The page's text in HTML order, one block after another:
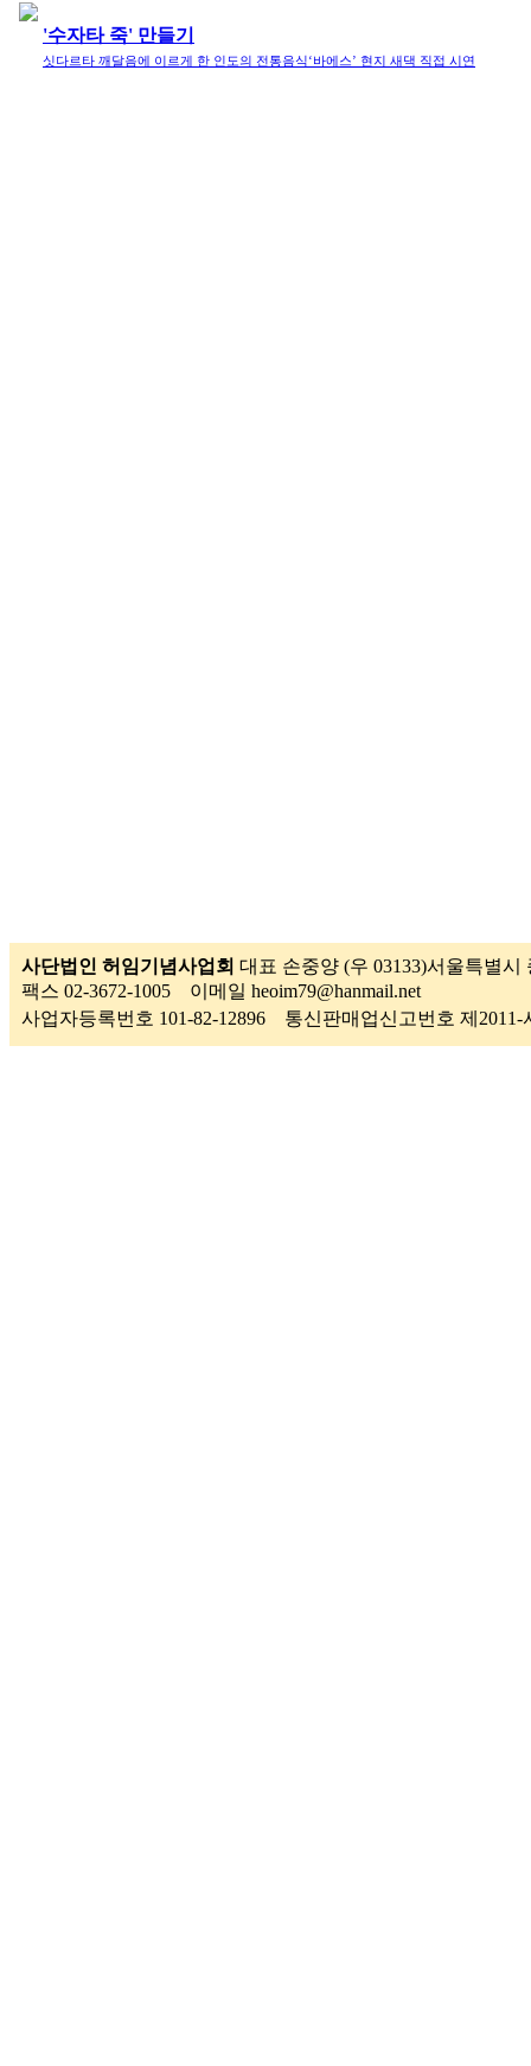
'수자타 죽' 만들기
싯다르타 깨달음에 이르게 한 인도의 전통음식‘바에스’ 현지 새댁 직접 시연
사단법인 허임기념사업회 대표 손중양 (우 03133)서울특별
팩스 02-3672-1005 이메일 heoim79@hanmail.net
사업자등록번호 101-82-12896 통신판매업신고번호 제